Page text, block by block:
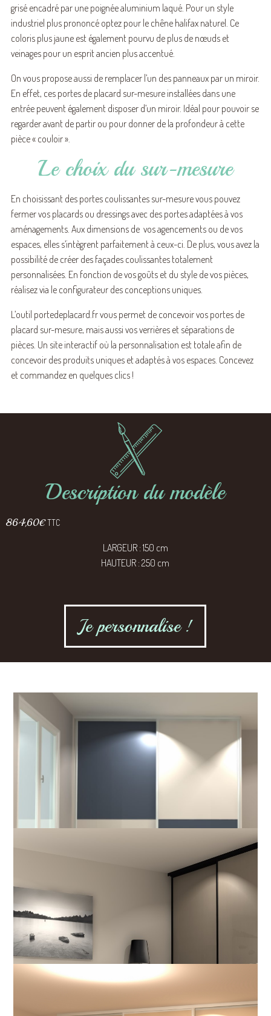
grisé encadré par une poignée aluminium laqué. Pour un style
industriel plus prononcé optez pour le chêne halifax naturel. Ce
coloris plus jaune est également pourvu de plus de nœuds et
veinages pour un esprit ancien plus accentué.
On vous propose aussi de remplacer l’un des panneaux par un miroir.
En effet, ces portes de placard sur-mesure installées dans une
entrée peuvent également disposer d’un miroir. Idéal pour pouvoir se
regarder avant de partir ou pour donner de la profondeur à cette
pièce « couloir ».
Le choix du sur-mesure
En choisissant des portes coulissantes sur-mesure vous pouvez
fermer vos placards ou dressings avec des portes adaptées à vos
aménagements. Aux dimensions de vos agencements ou de vos
espaces, elles s’intègrent parfaitement à ceux-ci. De plus, vous avez la
possibilité de créer des façades coulissantes totalement
personnalisées. En fonction de vos goûts et du style de vos pièces,
réalisez via le configurateur des conceptions uniques.
L’outil portedeplacard.fr vous permet de concevoir vos portes de
placard sur-mesure, mais aussi vos verrières et séparations de
pièces. Un site interactif où la personnalisation est totale afin de
concevoir des produits uniques et adaptés à vos espaces. Concevez
et commandez en quelques clics !
Description du modèle
864,60€TTC
LARGEUR : 150 cm
HAUTEUR : 250 cm
Je personnalise !